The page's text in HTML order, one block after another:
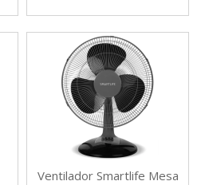
Ventilador Smartlife Mesa